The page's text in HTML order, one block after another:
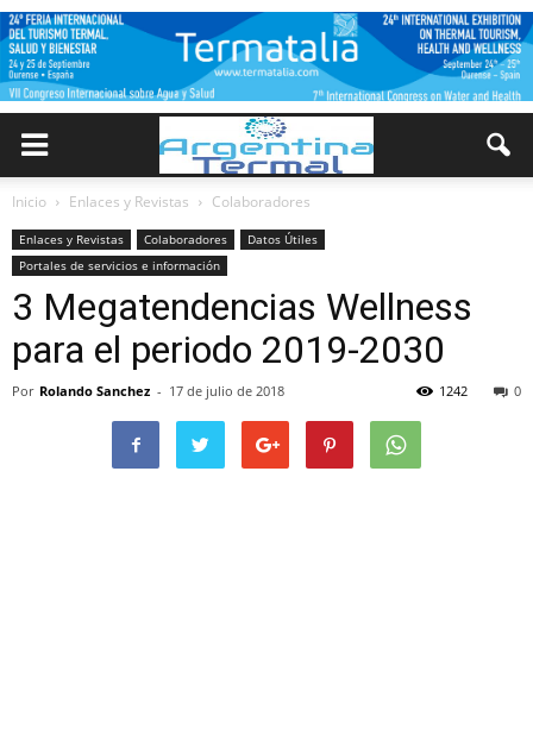
Inicio Enlaces y Revistas Colaboradores
Enlaces y Revistas Colaboradores
Datos Útiles
Portales de servicios e información
3 Megatendencias Wellness
para el periodo 2019-2030
Por Rolando Sanchez - 17 de julio de 2018 0
1242